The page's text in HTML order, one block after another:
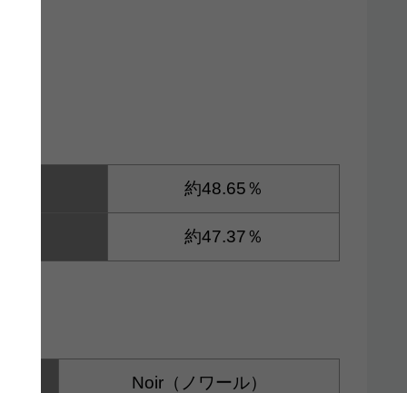
約48.65％
約47.37％
Noir（ノワール）